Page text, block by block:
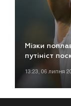
Мізки
путініст
13:23, 06 липня